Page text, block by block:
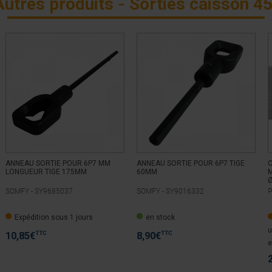
ANNEAU SORTIE POUR 6P7 MM
LONGUEUR TIGE 175MM
SOMFY - SY9685037
Expédition sous 1 jours
10,85€TTC
ANNEAU SORTIE POUR 6P7 TIGE
60MM
SOMFY - SY9016332
en stock
8,90€TTC